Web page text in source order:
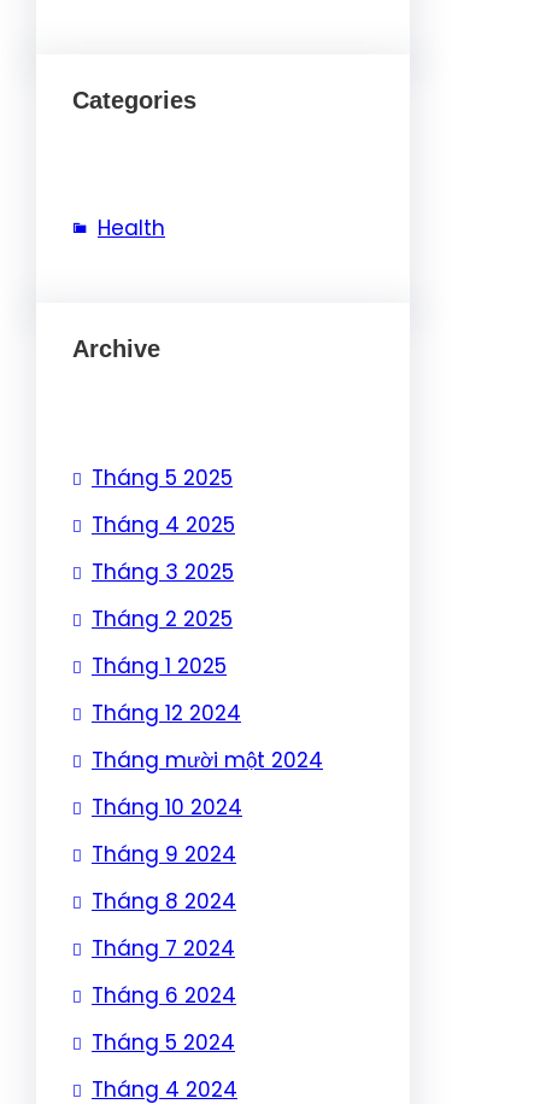
Categories
Health
Archive
Tháng 5 2025
Tháng 4 2025
Tháng 3 2025
Tháng 2 2025
Tháng 1 2025
Tháng 12 2024
Tháng mười một 2024
Tháng 10 2024
Tháng 9 2024
Tháng 8 2024
Tháng 7 2024
Tháng 6 2024
Tháng 5 2024
Tháng 4 2024